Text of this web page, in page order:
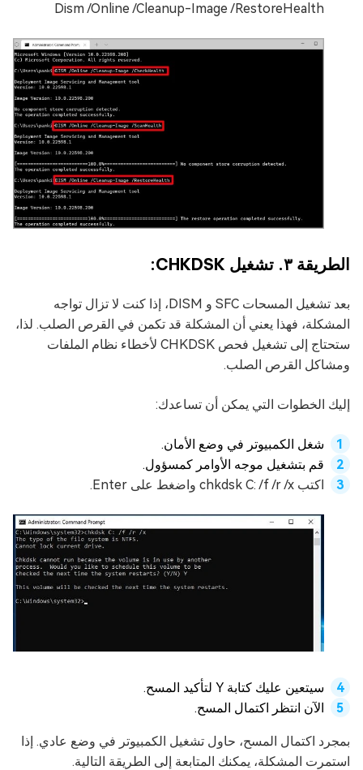
Dism /Online /Cleanup-Image /RestoreHealth
الطريقة ٣. تشغيل CHKDSK:
بعد تشغيل المسحات SFC و DISM، إذا كنت لا تزال تواجه
المشكلة، فهذا يعني أن المشكلة قد تكمن في القرص الصلب. لذا،
ستحتاج إلى تشغيل فحص CHKDSK لأخطاء نظام الملفات
ومشاكل القرص الصلب.
إليك الخطوات التي يمكن أن تساعدك:
شغل الكمبيوتر في وضع الأمان.
قم بتشغيل موجه الأوامر كمسؤول.
اكتب chkdsk C: /f /r /x واضغط على Enter.
سيتعين عليك كتابة Y لتأكيد المسح.
الآن انتظر اكتمال المسح.
بمجرد اكتمال المسح، حاول تشغيل الكمبيوتر في وضع عادي. إذا
استمرت المشكلة، يمكنك المتابعة إلى الطريقة التالية.